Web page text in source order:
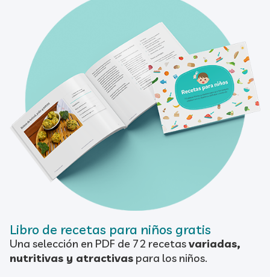
Libro de recetas para niños gratis
Una selección en PDF de 72 recetasvariadas,
nutritivas y atractivas para los niños.